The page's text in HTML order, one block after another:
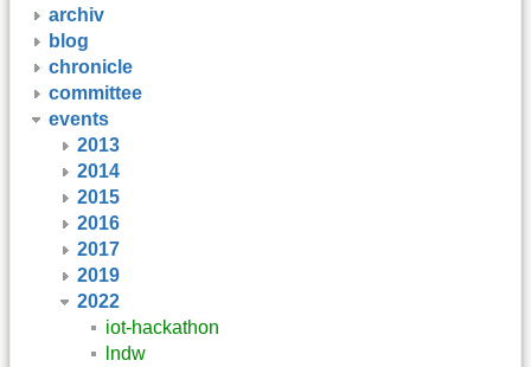
archiv
blog
chronicle
committee
events
2013
2014
2015
2016
2017
2019
2022
iot-hackathon
lndw